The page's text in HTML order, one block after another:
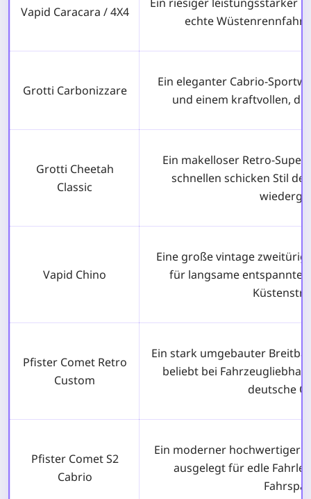
Vapid Caracara / 4X4
echte
Grotti Carbonizzare
Ein eleganter Cabrio-
und einem kraftvollen,
Grotti Cheetah
Classic
Ein makelloser Retro-
schnellen schicken Stil
Vapid Chino
Eine große vintage
für langsame entspannte
Pfister Comet Retro
Custom
Ein stark umgebauter
beliebt bei
deutsche
Pfister Comet S2
Cabrio
Ein moderner hochwertiger
ausgelegt für edle